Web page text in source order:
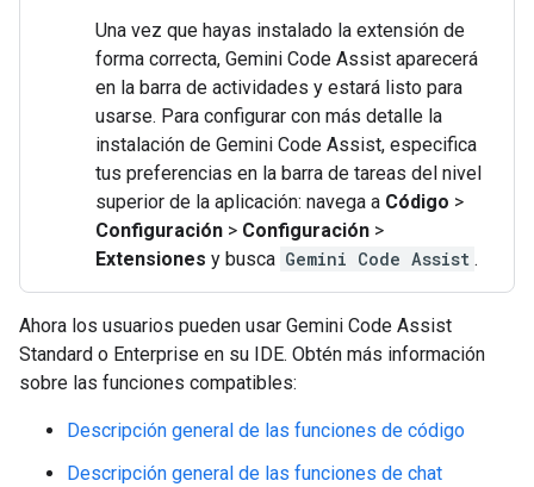
Una vez que hayas instalado la extensión de
forma correcta, Gemini Code Assist aparecerá
en la barra de actividades y estará listo para
usarse. Para configurar con más detalle la
instalación de Gemini Code Assist, especifica
tus preferencias en la barra de tareas del nivel
superior de la aplicación: navega a Código >
Configuración > Configuración >
Extensiones y busca Gemini Code Assist .
Ahora los usuarios pueden usar Gemini Code Assist
Standard o Enterprise en su IDE. Obtén más información
sobre las funciones compatibles:
Descripción general de las funciones de código
Descripción general de las funciones de chat